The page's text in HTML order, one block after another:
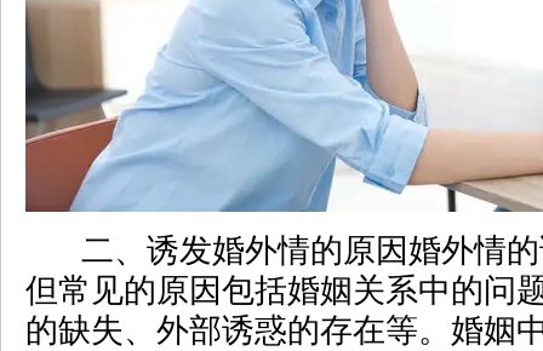
二、诱发婚外情的原因婚外情
但常见的原因包括婚姻关系中的问
的缺失、外部诱惑的存在等。婚姻